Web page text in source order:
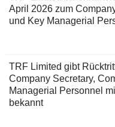
April 2026 zum
und Key Managerial
TRF Limited gibt
Company Secretary,
Managerial Personnel
bekannt